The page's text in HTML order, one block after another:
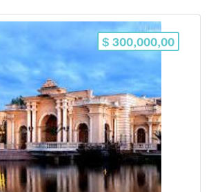
$ 300,000,00